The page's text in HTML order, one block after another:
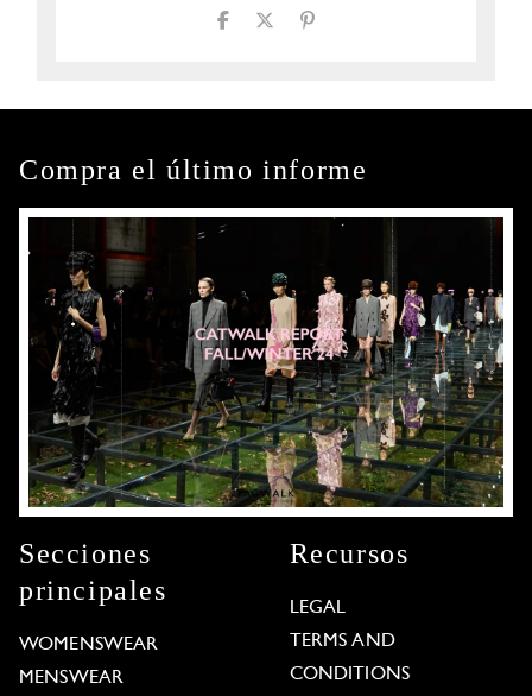
Compra el último informe
Secciones
principales
WOMENSWEAR
MENSWEAR
Recursos
LEGAL
TERMS AND
CONDITIONS